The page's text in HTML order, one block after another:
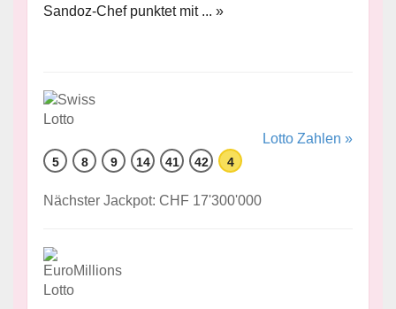
Sandoz-Chef punktet mit ... »
Lotto Zahlen »
5 8 9 14 41 42 4
Nächster Jackpot: CHF 17'300'000